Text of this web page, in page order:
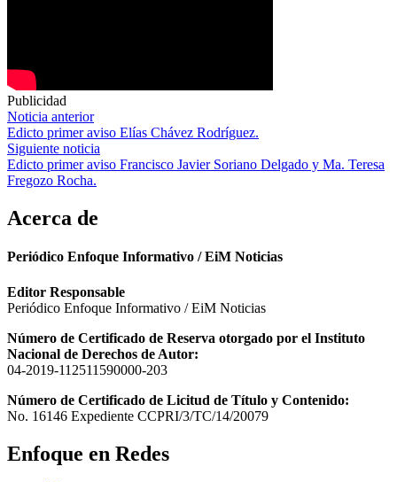
Publicidad
Navegación
de
entradas
Noticia anterior
Edicto primer aviso Elías Chávez Rodríguez.
Siguiente noticia
Edicto primer aviso Francisco Javier Soriano Delgado y Ma. Teresa
Fregozo Rocha.
Acerca de
Periódico Enfoque Informativo / EiM Noticias
Editor Responsable
Periódico Enfoque Informativo / EiM Noticias
Número de Certificado de Reserva otorgado por el Instituto
Nacional de Derechos de Autor:
04-2019-112511590000-203
Número de Certificado de Licitud de Título y Contenido:
No. 16146 Expediente CCPRI/3/TC/14/20079
Enfoque en Redes